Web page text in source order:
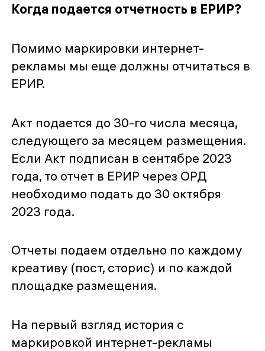
Когда подается отчетность в ЕРИР?
Помимо маркировки интернет-
рекламы мы еще должны отчитаться в
ЕРИР.
Акт подается до 30-го числа месяца,
следующего за месяцем размещения.
Если Акт подписан в сентябре 2023
года, то отчет в ЕРИР через ОРД
необходимо подать до 30 октября
2023 года.
Отчеты подаем отдельно по каждому
креативу (пост, сторис) и по каждой
площадке размещения.
На первый взгляд история с
маркировкой интернет-рекламы